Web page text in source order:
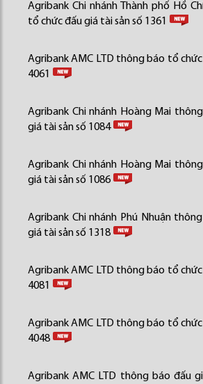
Agribank Chi nhánh Thành phố Hồ
tổ chức đấu giá tài sản số 1361
Agribank AMC LTD thông báo tổ
4061
Agribank Chi nhánh Hoàng Mai
giá tài sản số 1084
Agribank Chi nhánh Hoàng Mai
giá tài sản số 1086
Agribank Chi nhánh Phú Nhuận
giá tài sản số 1318
Agribank AMC LTD thông báo tổ
4081
Agribank AMC LTD thông báo tổ
4048
Agribank AMC LTD thông báo đấu